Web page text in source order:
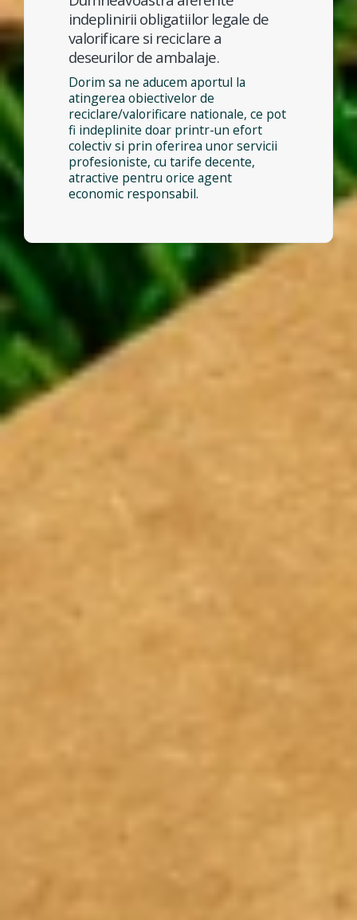
indeplinirii obligatiilor legale de
valorificare si reciclare a
deseurilor de ambalaje.
Dorim sa ne aducem aportul la
atingerea obiectivelor de
reciclare/valorificare nationale, ce pot
fi indeplinite doar printr-un efort
colectiv si prin oferirea unor servicii
profesioniste, cu tarife decente,
atractive pentru orice agent
economic responsabil.